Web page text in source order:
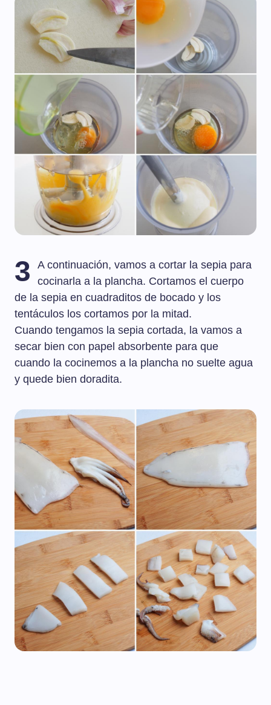
3
A continuación, vamos a cortar la sepia para
cocinarla a la plancha. Cortamos el cuerpo
de la sepia en cuadraditos de bocado y los
tentáculos los cortamos por la mitad.
Cuando tengamos la sepia cortada, la vamos a
secar bien con papel absorbente para que
cuando la cocinemos a la plancha no suelte agua
y quede bien doradita.